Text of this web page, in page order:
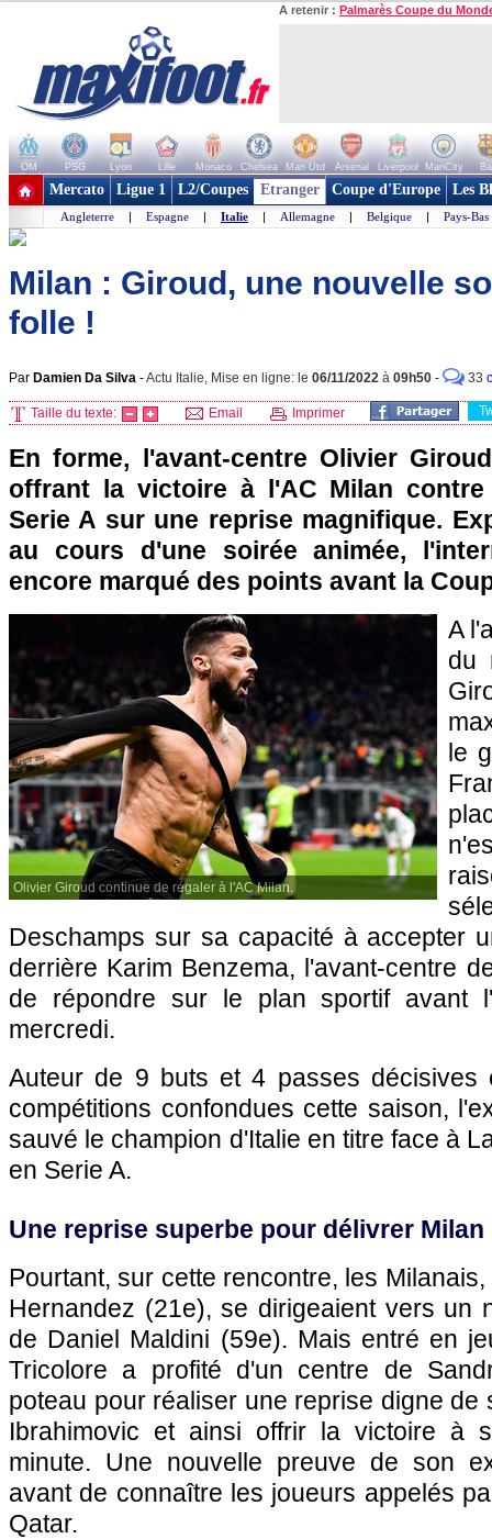
A retenir : Palmarès Coupe du
OM PSG Lyon Lille Monaco Chelsea Man Utd Arsenal Liverpool ManCity
+ de clubs
Mercato Ligue 1 L2/Coupes Etranger Coupe d'Europe Les
Angleterre | Espagne | Italie | Allemagne | Belgique | Pays-Bas
Milan : Giroud, une nouvelle
folle !
Par Damien Da Silva -Actu Italie, Mise en ligne: le 06/11/2022 à 09h50 - 33
Taille du texte: Email Imprimer
En forme, l'avant-centre Olivier
offrant la victoire à l'AC Milan contre
Serie A sur une reprise magnifique.
au cours d'une soirée animée,
encore marqué des points avant la
Olivier Giroud continue de régaler à l'AC Milan.
A
du
le
Deschamps sur sa capacité à accepter
derrière Karim Benzema, l'avant-centre
de répondre sur le plan sportif avant
mercredi.
Auteur de 9 buts et 4 passes décisives
compétitions confondues cette saison,
sauvé le champion d'Italie en titre face à
en Serie A.
Une reprise superbe pour délivrer Milan
Pourtant, sur cette rencontre, les
Hernandez (21e), se dirigeaient vers un
de Daniel Maldini (59e). Mais entré en
Tricolore a profité d'un centre de
poteau pour réaliser une reprise digne de
Ibrahimovic et ainsi offrir la victoire à
minute. Une nouvelle preuve de son
avant de connaître les joueurs appelés
Qatar.